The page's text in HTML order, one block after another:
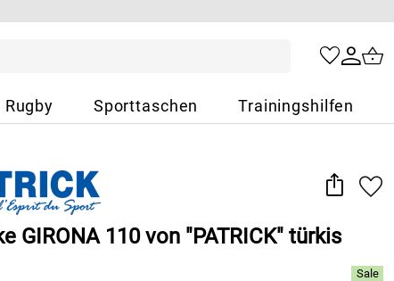
Rugby Sporttaschen Trainingshilfen
GIRONA 110 von "PATRICK" türkis